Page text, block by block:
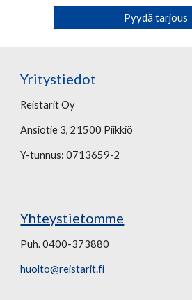
Pyydä tarjous
Yritystiedot
Reistarit Oy
Ansiotie 3, 21500 Piikkiö
Y-tunnus: 0713659-2
Yhteystietomme
Puh. 0400-373880
huolto@reistarit.fi